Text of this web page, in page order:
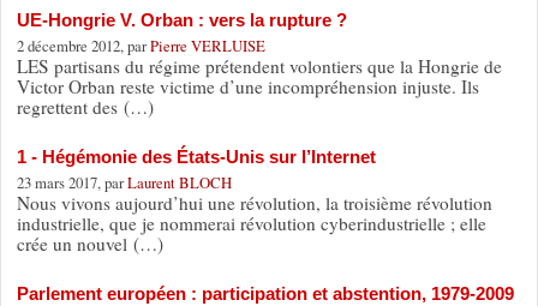
UE-Hongrie V. Orban : vers la rupture ?
2 décembre 2012, parPierre VERLUISE
LES partisans du régime prétendent volontiers que la Hongrie de
Victor Orban reste victime d’une incompréhension injuste. Ils
regrettent des (…)
1 - Hégémonie des États-Unis sur l’Internet
23 mars 2017, parLaurent BLOCH
Nous vivons aujourd’hui une révolution, la troisième révolution
industrielle, que je nommerai révolution cyberindustrielle ; elle
crée un nouvel (…)
Parlement européen : participation et abstention, 1979-2009